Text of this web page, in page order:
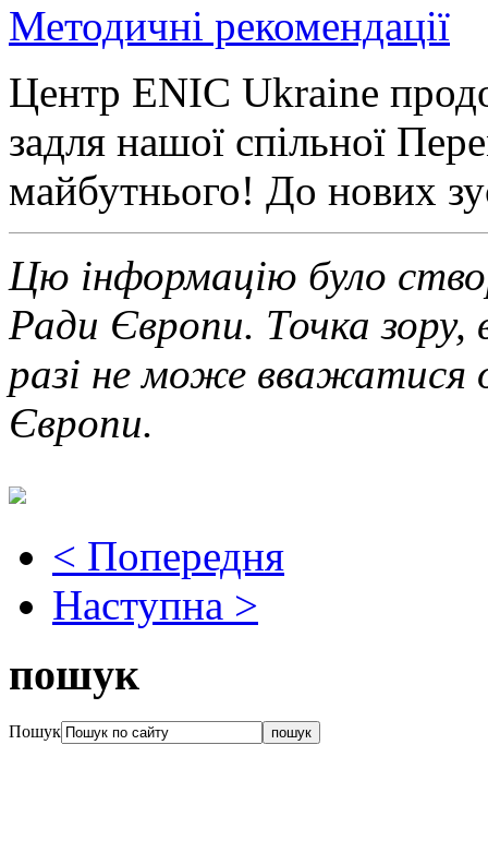
Методичні рекомендації
Центр ENIC Ukraine
задля нашої спільної
майбутнього! До нових
Цю інформацію було
Ради Європи. Точка зору,
разі не може вважатися
Європи.
< Попередня
Наступна >
пошук
Пошук